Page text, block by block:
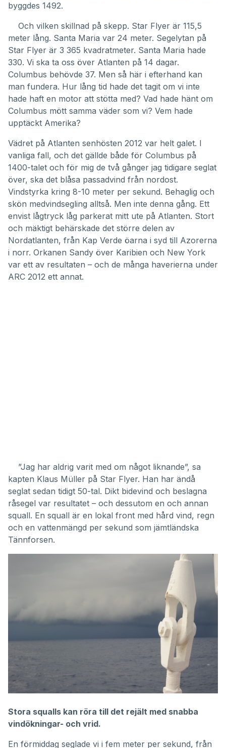
byggdes 1492.
Och vilken skillnad på skepp. Star Flyer är 115,5
meter lång. Santa Maria var 24 meter. Segelytan på
Star Flyer är 3 365 kvadratmeter. Santa Maria hade
330. Vi ska ta oss över Atlanten på 14 dagar.
Columbus behövde 37. Men så här i efterhand kan
man fundera. Hur lång tid hade det tagit om vi inte
hade haft en motor att stötta med? Vad hade hänt om
Columbus mött samma väder som vi? Vem hade
upptäckt Amerika?
Vädret på Atlanten senhösten 2012 var helt galet. I
vanliga fall, och det gällde både för Columbus på
1400-talet och för mig de två gånger jag tidigare seglat
över, ska det blåsa passadvind från nordost.
Vindstyrka kring 8-10 meter per sekund. Behaglig och
skön medvindsegling alltså. Men inte denna gång. Ett
envist lågtryck låg parkerat mitt ute på Atlanten. Stort
och mäktigt behärskade det större delen av
Nordatlanten, från Kap Verde öarna i syd till Azorerna
i norr. Orkanen Sandy över Karibien och New York
var ett av resultaten – och de många haverierna under
ARC 2012 ett annat.
”Jag har aldrig varit med om något liknande”, sa
kapten Klaus Müller på Star Flyer. Han har ändå
seglat sedan tidigt 50-tal. Dikt bidevind och beslagna
råsegel var resultatet – och dessutom en och annan
squall. En squall är en lokal front med hård vind, regn
och en vattenmängd per sekund som jämtländska
Tännforsen.
Stora squalls kan röra till det rejält med snabba
vindökningar- och vrid.
En förmiddag seglade vi i fem meter per sekund, från